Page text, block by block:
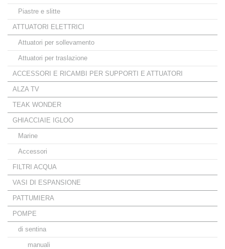
Piastre e slitte
ATTUATORI ELETTRICI
Attuatori per sollevamento
Attuatori per traslazione
ACCESSORI E RICAMBI PER SUPPORTI E ATTUATORI
ALZA TV
TEAK WONDER
GHIACCIAIE IGLOO
Marine
Accessori
FILTRI ACQUA
VASI DI ESPANSIONE
PATTUMIERA
POMPE
di sentina
manuali